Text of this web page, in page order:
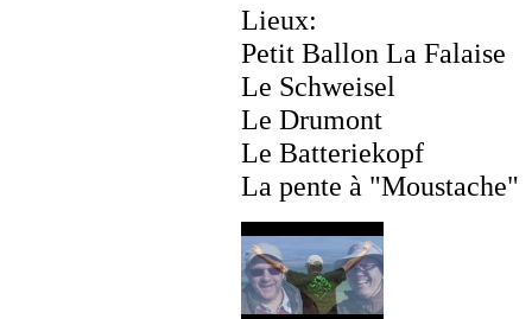
Lieux:
Petit Ballon La Falaise
Le Schweisel
Le Drumont
Le Batteriekopf
La pente à "Moustache"